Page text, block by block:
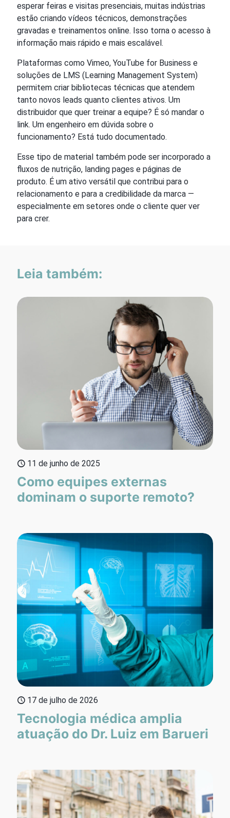
esperar feiras e visitas presenciais, muitas indústrias
estão criando vídeos técnicos, demonstrações
gravadas e treinamentos online. Isso torna o acesso à
informação mais rápido e mais escalável.
Plataformas como Vimeo, YouTube for Business e
soluções de LMS (Learning Management System)
permitem criar bibliotecas técnicas que atendem
tanto novos leads quanto clientes ativos. Um
distribuidor que quer treinar a equipe? É só mandar o
link. Um engenheiro em dúvida sobre o
funcionamento? Está tudo documentado.
Esse tipo de material também pode ser incorporado a
fluxos de nutrição, landing pages e páginas de
produto. É um ativo versátil que contribui para o
relacionamento e para a credibilidade da marca —
especialmente em setores onde o cliente quer ver
para crer.
Leia também:
11 de junho de 2025
Como equipes externas
dominam o suporte remoto?
17 de julho de 2026
Tecnologia médica amplia
atuação do Dr. Luiz em Barueri